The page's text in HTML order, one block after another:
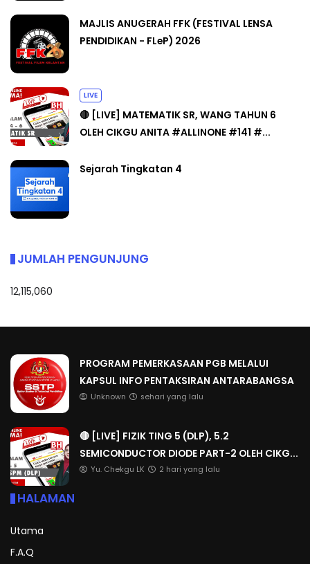
MAJLIS ANUGERAH FFK (FESTIVAL LENSA
PENDIDIKAN - FLeP) 2026
LIVE
🔴 [LIVE] MATEMATIK SR, WANG TAHUN 6
OLEH CIKGU ANITA #ALLINONE #141 #...
Sejarah Tingkatan 4
JUMLAH PENGUNJUNG
12,115,060
PROGRAM PEMERKASAAN PGB MELALUI
KAPSUL INFO PENTAKSIRAN ANTARABANGSA
Unknown sehari yang lalu
🔴 [LIVE] FIZIK TING 5 (DLP), 5.2
SEMICONDUCTOR DIODE PART-2 OLEH CIKG...
Yu. Chekgu LK 2 hari yang lalu
HALAMAN
Utama
F.A.Q